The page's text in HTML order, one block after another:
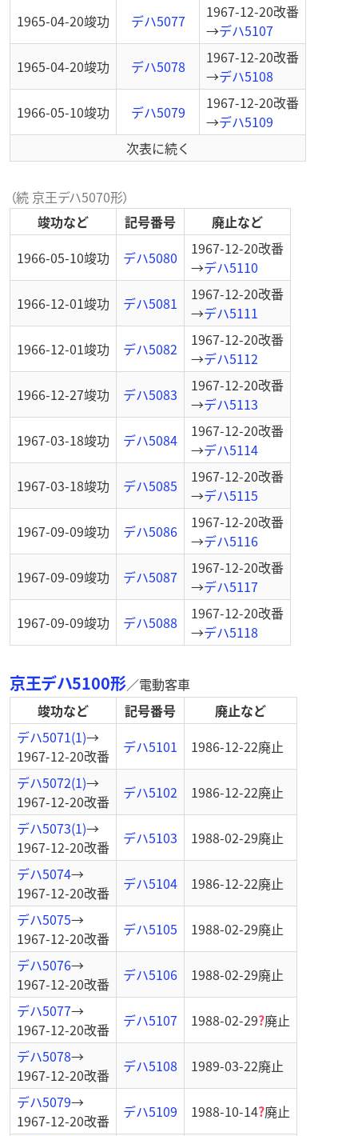
1965-04-20竣功 デハ5077 1967-12-20改番
→デハ5107
1965-04-20竣功 デハ5078 1967-12-20改番
→デハ5108
1966-05-10竣功 デハ5079 1967-12-20改番
→デハ5109
次表に続く
（続 京王デハ5070形）
竣功など
記号番号
廃止など
1966-05-10竣功 デハ5080 1967-12-20改番
→デハ5110
1966-12-01竣功 デハ5081 1967-12-20改番
→デハ5111
1966-12-01竣功 デハ5082 1967-12-20改番
→デハ5112
1966-12-27竣功 デハ5083 1967-12-20改番
→デハ5113
1967-03-18竣功 デハ5084 1967-12-20改番
→デハ5114
1967-03-18竣功 デハ5085 1967-12-20改番
→デハ5115
1967-09-09竣功 デハ5086 1967-12-20改番
→デハ5116
1967-09-09竣功 デハ5087 1967-12-20改番
→デハ5117
1967-09-09竣功 デハ5088 1967-12-20改番
→デハ5118
京王デハ5100形／電動客車
竣功など
記号番号
廃止など
デハ5071(1)→
1967-12-20改番 デハ5101 1986-12-22廃止
デハ5072(1)→
1967-12-20改番 デハ5102 1986-12-22廃止
デハ5073(1)→
1967-12-20改番 デハ5103 1988-02-29廃止
デハ5074→
1967-12-20改番 デハ5104 1986-12-22廃止
デハ5075→
1967-12-20改番 デハ5105 1988-02-29廃止
デハ5076→
1967-12-20改番 デハ5106 1988-02-29廃止
デハ5077→
1967-12-20改番 デハ5107 1988-02-29?廃止
デハ5078→
1967-12-20改番 デハ5108 1989-03-22廃止
デハ5079→
1967-12-20改番 デハ5109 1988-10-14?廃止